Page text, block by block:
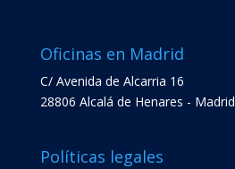
Oficinas en Madrid
C/ Avenida de Alcarria 16
28806 Alcalá de Henares - Madrid
Políticas legales